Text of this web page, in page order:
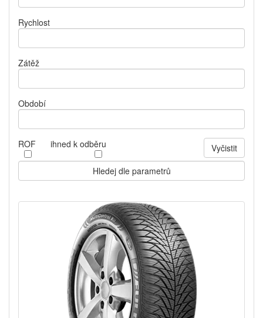
Rychlost
Zátěž
Období
ROF ihned k odběru
Vyčistit
Hledej dle parametrů